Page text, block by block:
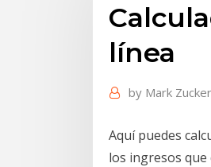
línea
by Mark
Aquí puedes
los ingresos